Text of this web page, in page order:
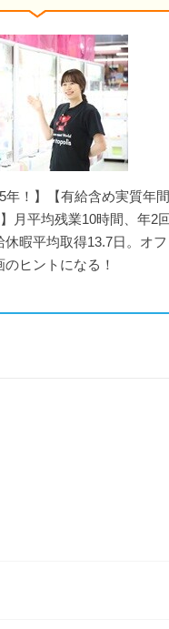
年！】【有給含め実質年間
月平均残業10時間、年2回
暇平均取得13.7日。オフ
ヒントになる！